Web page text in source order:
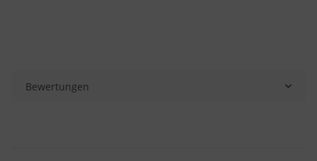
Bewertungen